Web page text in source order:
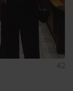
42